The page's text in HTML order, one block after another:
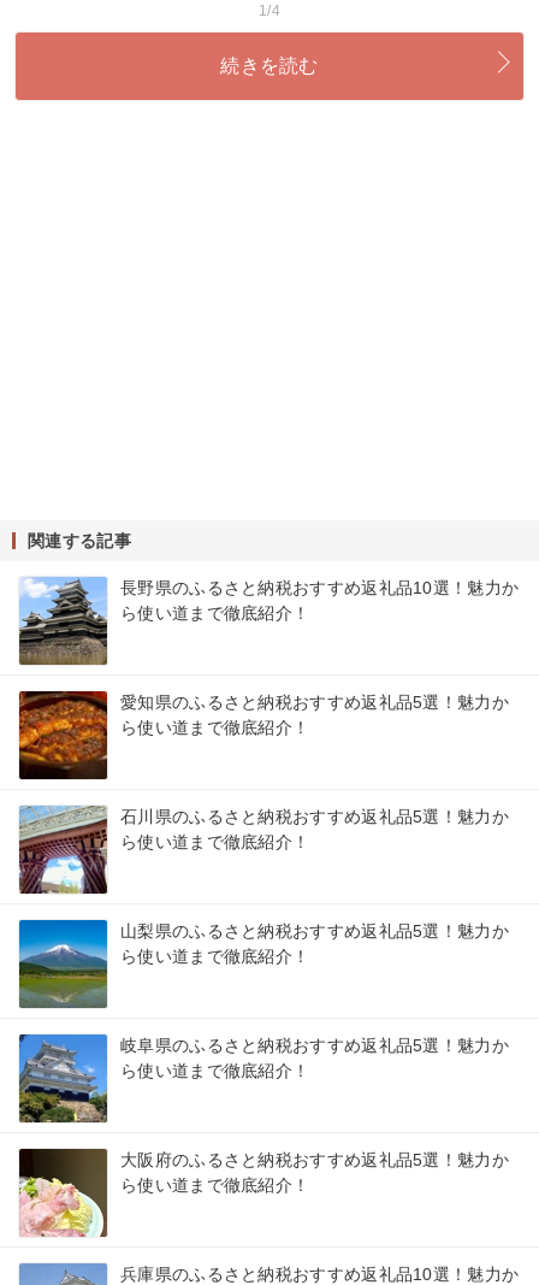
1/4
続きを読む
関連する記事
長野県のふるさと納税おすすめ返礼品10選！魅力か
ら使い道まで徹底紹介！
愛知県のふるさと納税おすすめ返礼品5選！魅力か
ら使い道まで徹底紹介！
石川県のふるさと納税おすすめ返礼品5選！魅力か
ら使い道まで徹底紹介！
山梨県のふるさと納税おすすめ返礼品5選！魅力か
ら使い道まで徹底紹介！
岐阜県のふるさと納税おすすめ返礼品5選！魅力か
ら使い道まで徹底紹介！
大阪府のふるさと納税おすすめ返礼品5選！魅力か
ら使い道まで徹底紹介！
兵庫県のふるさと納税おすすめ返礼品10選！魅力か